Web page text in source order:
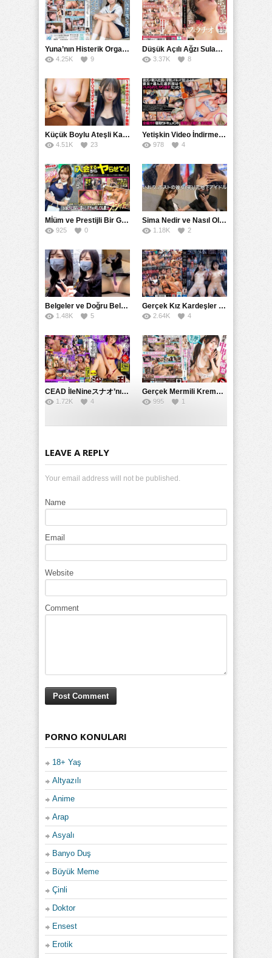
Yuna’nın Histerik Orgazmı: Genç Kızın Savage Hareketlerle Ulaştığı Şiddetli Coşkuları
4.25K 9
Düşük Açılı Ağzı Sulama Teknikleri ve AGMX İlişkisi
3.37K 8
Küçük Boylu Ateşli Karakter: Nandinin Hassas Uçuklu Memeleri ve Sahneleri
4.51K 23
Yetişkin Video İndirme Siteleri Grubu: Şefkatli Patron ve Sekreterin Aşk Hikayesi: Prestijli Bir Son
978 4
Mİüm ve Prestijli Bir Gecenin Sırları: Gizemli Bir Kadın ve Mükemmel Bir Macera
925 0
Sima Nedir ve Nasıl Oluşur
1.18K 2
Belgeler ve Doğru Belgelendirmede DOCS’in Önemi
1.48K 5
Gerçek Kız Kardeşler hipnoz ve zihin kontrolü altında liebe阴茎 için yalvaran kızlar: Mısakı Nemıne Mına Hınano
2.64K 4
CEAD İleNineスナオ’nın Çılgın ve Seksüel Dünyası: Büyük Kalçalar ve Çılgın İlişkiler
1.72K 4
Gerçek Mermili Kremalı Pasta Büyük Dağıtımı, Ben Herkesin Özel Placesine Hizmet Eden En Üst Düzey Erotik Ürünler Günün Fırsatı
995 1
LEAVE A REPLY
Your email address will not be published.
Name
Email
Website
Comment
PORNO KONULARI
18+ Yaş
Altyazılı
Anime
Arap
Asyalı
Banyo Duş
Büyük Meme
Çinli
Doktor
Ensest
Erotik